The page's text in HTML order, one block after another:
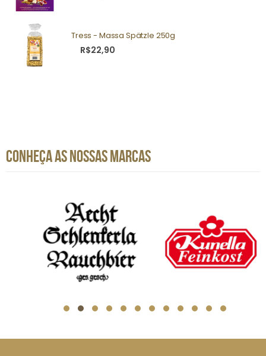
Tress - Massa Spätzle 250g
R$22,90
CONHEÇA AS NOSSAS MARCAS